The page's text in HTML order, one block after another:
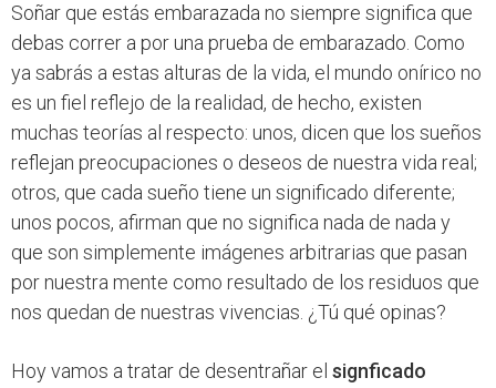
Soñar que estás embarazada no siempre significa que
debas correr a por una prueba de embarazado. Como
ya sabrás a estas alturas de la vida, el mundo onírico no
es un fiel reflejo de la realidad, de hecho, existen
muchas teorías al respecto: unos, dicen que los sueños
reflejan preocupaciones o deseos de nuestra vida real;
otros, que cada sueño tiene un significado diferente;
unos pocos, afirman que no significa nada de nada y
que son simplemente imágenes arbitrarias que pasan
por nuestra mente como resultado de los residuos que
nos quedan de nuestras vivencias. ¿Tú qué opinas?
Hoy vamos a tratar de desentrañar el signficado